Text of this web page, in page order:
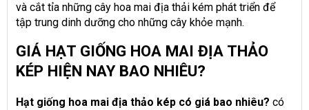
và cắt tỉa những cây hoa mai địa thải kém phát triển để
tập trung dinh dưỡng cho những cây khỏe mạnh.
GIÁ HẠT GIỐNG HOA MAI ĐỊA THẢO
KÉP HIỆN NAY BAO NHIÊU?
Hạt giống hoa mai địa thảo kép có giá bao nhiêu? có